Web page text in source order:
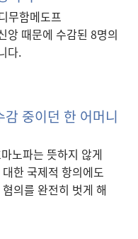
무함메도프
앙 때문에 수감된 8명의
다.
중이던 한 어머니
노파는 뜻하지 않게
한 국제적 항의에도
의를 완전히 벗게 해